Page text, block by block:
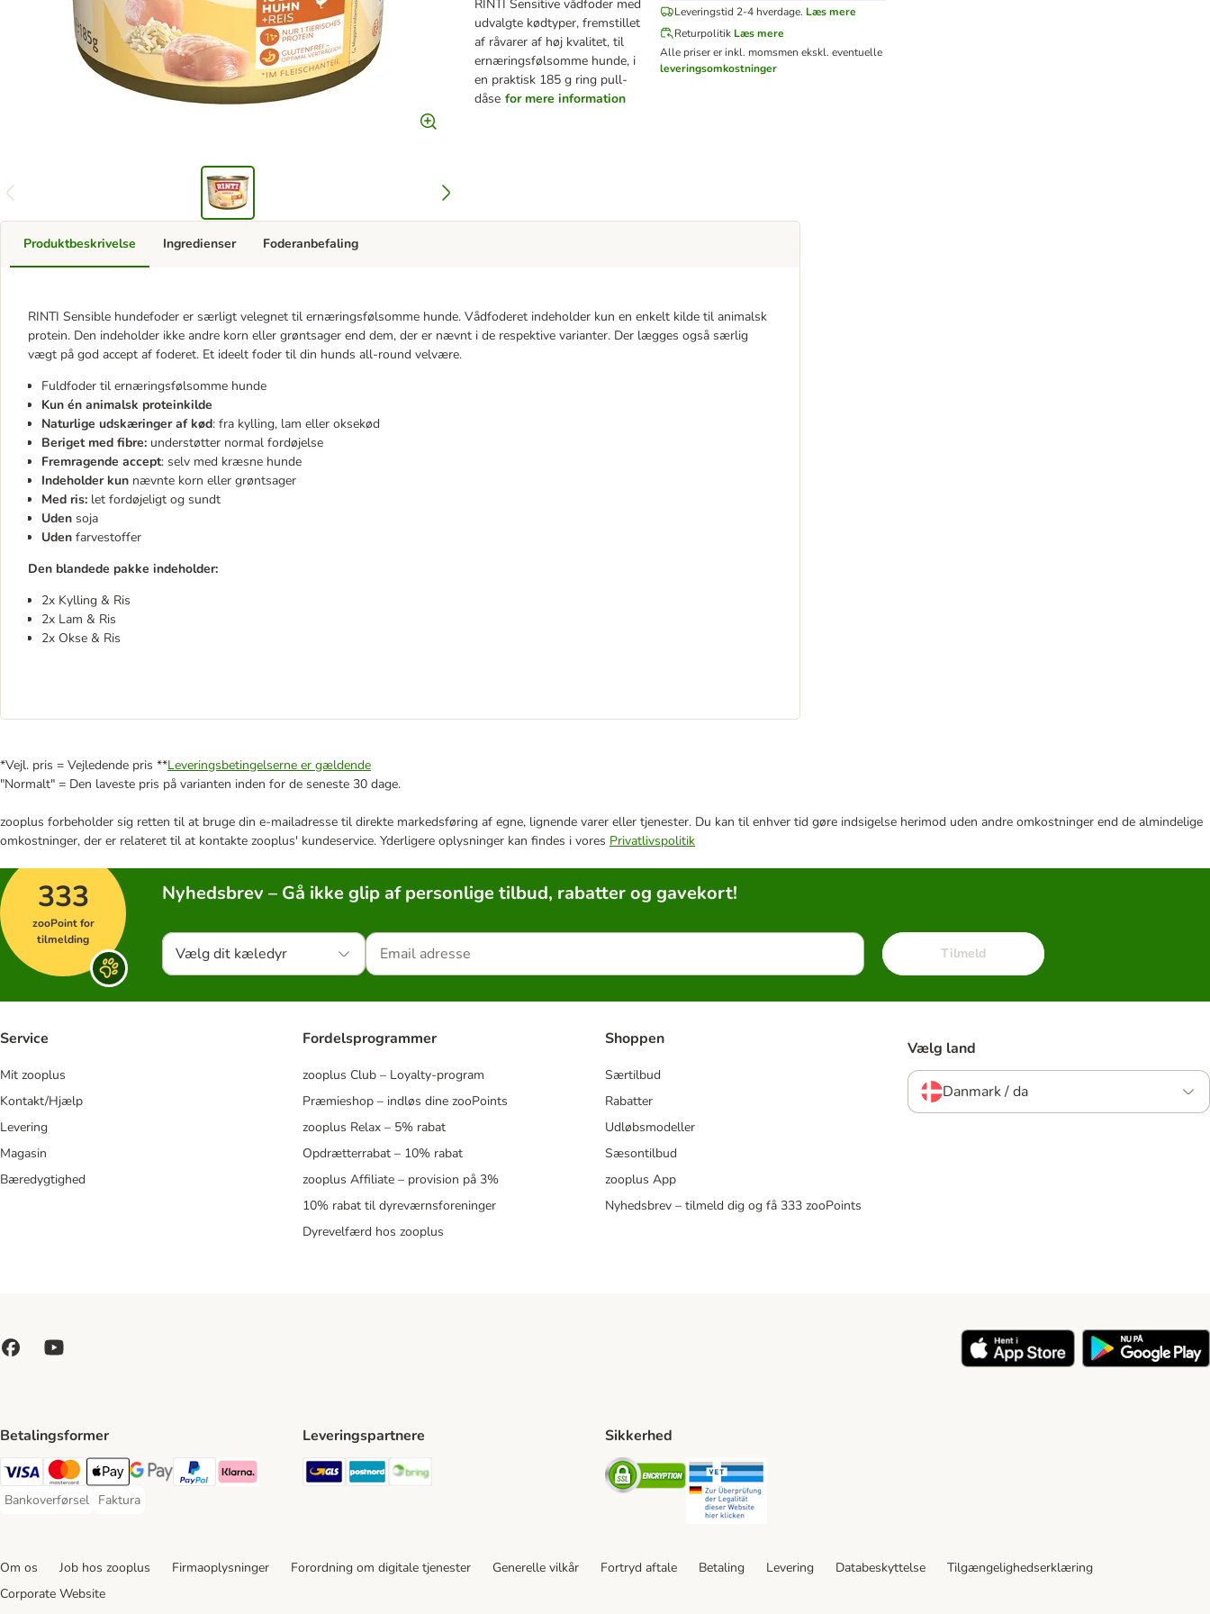
RINTI Sensitive vådfoder med
udvalgte kødtyper, fremstillet
af råvarer af høj kvalitet, til
ernæringsfølsomme hunde, i
en praktisk 185 g ring pull-
dåse for mere information
Leveringstid 2-4 hverdage. Læs mere
Returpolitik Læs mere
Alle priser er inkl. momsmen ekskl. eventuelle
leveringsomkostninger
Produktbeskrivelse
RINTI Sensible hundefoder er særligt velegnet til ernæringsfølsomme hunde. Vådfoderet indeholder kun en enkelt kilde til animalsk
protein. Den indeholder ikke andre korn eller grøntsager end dem, der er nævnt i de respektive varianter. Der lægges også særlig
vægt på god accept af foderet. Et ideelt foder til din hunds all-round velvære.
Fuldfoder til ernæringsfølsomme hunde
Kun én animalsk proteinkilde
Naturlige udskæringer af kød: fra kylling, lam eller oksekød
Beriget med fibre: understøtter normal fordøjelse
Fremragende accept: selv med kræsne hunde
Indeholder kun nævnte korn eller grøntsager
Med ris: let fordøjeligt og sundt
Uden soja
Uden farvestoffer
Den blandede pakke indeholder:
2x Kylling & Ris
2x Lam & Ris
2x Okse & Ris
Ingredienser Foderanbefaling
*Vejl. pris = Vejledende pris **Leveringsbetingelserne er gældende
"Normalt" = Den laveste pris på varianten inden for de seneste 30 dage.
zooplus forbeholder sig retten til at bruge din e-mailadresse til direkte markedsføring af egne, lignende varer eller tjenester. Du kan til enhver tid gøre indsigelse herimod uden andre omkostninger end de almindelige
omkostninger, der er relateret til at kontakte zooplus' kundeservice. Yderligere oplysninger kan findes i vores Privatlivspolitik
333
zooPoint for
tilmelding
Nyhedsbrev – Gå ikke glip af personlige tilbud, rabatter og gavekort!
Vælg dit kæledyr Tilmeld
Service
Mit zooplus
Kontakt/Hjælp
Levering
Magasin
Bæredygtighed
Fordelsprogrammer
zooplus Club – Loyalty-program
Præmieshop – indløs dine zooPoints
zooplus Relax – 5% rabat
Opdrætterrabat – 10% rabat
zooplus Affiliate – provision på 3%
10% rabat til dyreværnsforeninger
Dyrevelfærd hos zooplus
Shoppen
Særtilbud
Rabatter
Udløbsmodeller
Sæsontilbud
zooplus App
Nyhedsbrev – tilmeld dig og få 333 zooPoints
Vælg land
Danmark / da
Betalingsformer
VISA Payment Method
Mastercard Payment Method
Apply pay Payment Method
Google Pay Payment Method
paypal Payment Method
Klarna Payment Method
Bankoverførsel
Bankoverførsel Payment Method
Faktura
Faktura Payment Method
Leveringspartnere
GLS Shipping Method
Postnord Shipping Method
Sikkerhed
Security
Om os Job hos zooplus Firmaoplysninger Forordning om digitale tjenester Generelle vilkår Fortryd aftale Betaling Levering Databeskyttelse
Tilgængelighedserklæring
Corporate Website